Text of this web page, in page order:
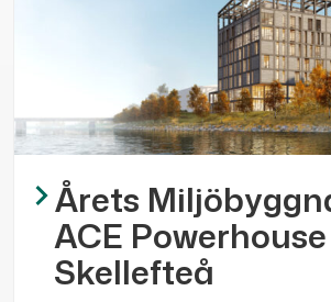
Årets
ACE
Skellefteå